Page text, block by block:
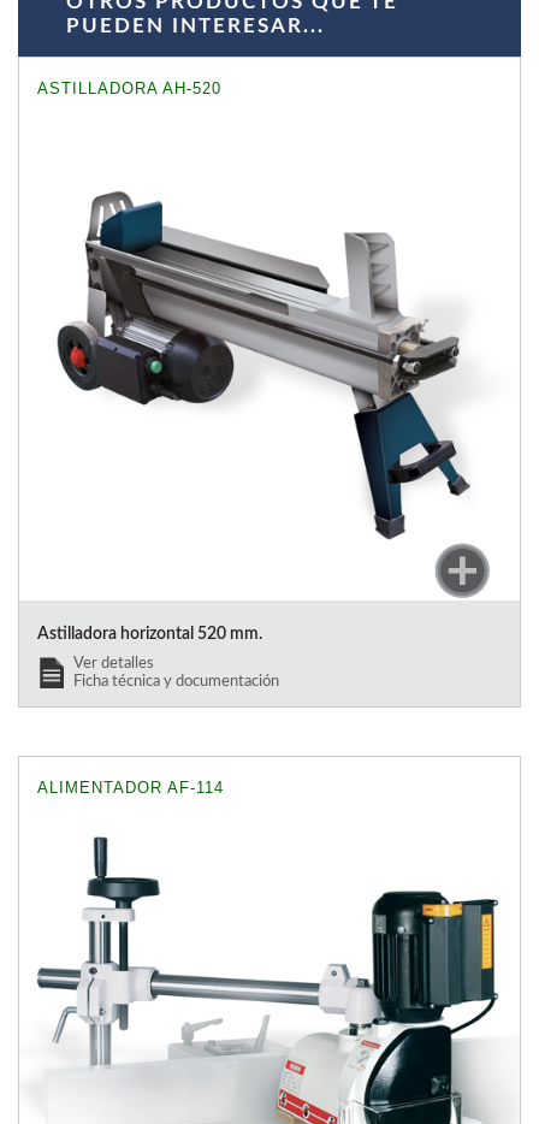
PUEDEN INTERESAR...
ASTILLADORA AH-520
Astilladora horizontal 520 mm.
Ver detalles
Ficha técnica y documentación
ALIMENTADOR AF-114